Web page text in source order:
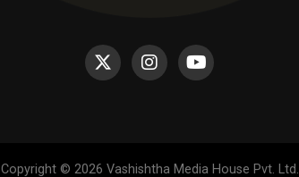
Copyright © 2026 Vashishtha Media House Pvt. Ltd.